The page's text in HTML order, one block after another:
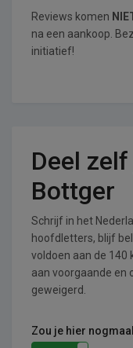
Reviews komen
na een aankoop.
initiatief!
Deel
Bottger
Schrijf in het
hoofdletters, blijf
voldoen aan de 140
aan voorgaande en
geweigerd.
Zou je hier